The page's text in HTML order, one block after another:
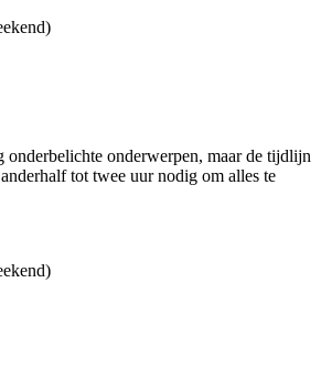
onderwerpen, maar de tijdlijn
tot twee uur nodig om alles te